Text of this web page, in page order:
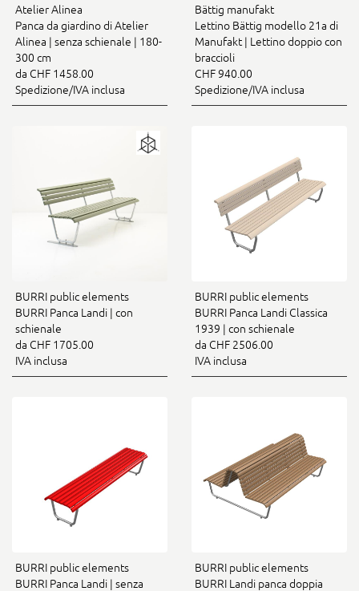
Atelier Alinea
Panca da giardino di Atelier
Alinea | senza schienale | 180-
300 cm
da CHF 1458.00
Spedizione/IVA inclusa
Bättig manufakt
Lettino Bättig modello 21a di
Manufakt | Lettino doppio con
braccioli
CHF 940.00
Spedizione/IVA inclusa
BURRI public elements
BURRI Panca Landi | con
schienale
da CHF 1705.00
IVA inclusa
BURRI public elements
BURRI Panca Landi Classica
1939 | con schienale
da CHF 2506.00
IVA inclusa
BURRI public elements
BURRI Panca Landi | senza
BURRI public elements
BURRI Landi panca doppia